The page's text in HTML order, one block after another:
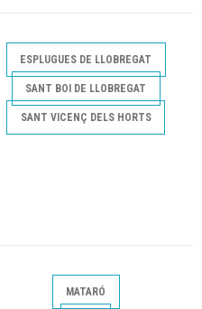
ESPLUGUES DE LLOBREGAT
SANT BOI DE LLOBREGAT
SANT VICENÇ DELS HORTS
MATARÓ